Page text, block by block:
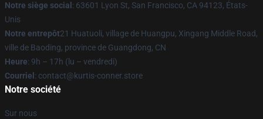
Notre siège social : 63601 Lyon St, San Francisco, CA 94123, États-
Unis
Notre entrepôt21 Huatuoli, village de Huangpu, Xingang Middle Road,
ville de Baoding, province de Guangdong, CN
Heure: 9h – 17h (lu – vendredi)
Courriel : contact@kurtis-conner.store
Notre société
Sur nous